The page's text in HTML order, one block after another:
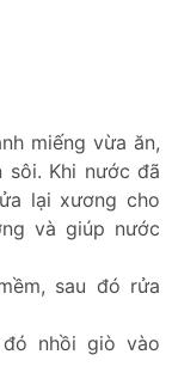
miếng vừa ăn,
Khi nước đã
lại xương cho
và giúp nước
sau đó rửa
nhồi giò vào